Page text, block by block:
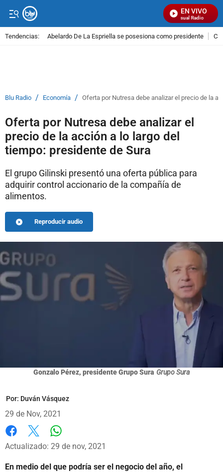
EN VIVO
Señal Visual Radio
Tendencias: Abelardo De La Espriella se posesiona como presidente
Blu Radio / Economía / Oferta por Nutresa debe analizar el precio de la
Oferta por Nutresa debe analizar el
precio de la acción a lo largo del
tiempo: presidente de Sura
El grupo Gilinski presentó una oferta pública para
adquirir control accionario de la compañía de
alimentos.
Reproducir audio
Gonzalo Pérez, presidente Grupo Sura Grupo Sura
Por: Duván Vásquez
29 de Nov, 2021
Facebook
X
Actualizado: 29 de nov, 2021
En medio del que podría ser el negocio del año, el